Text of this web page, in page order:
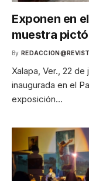
Exponen en
muestra
By
Xalapa, Ver., 22
inaugurada en el
exposición…